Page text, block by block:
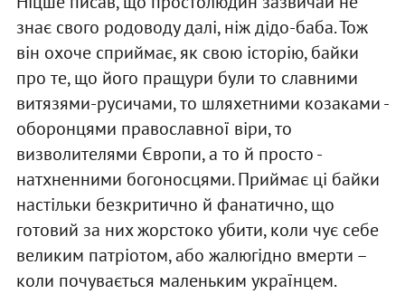
знає свого родоводу далі, ніж дідо-баба. Тож
він охоче сприймає, як свою історію, байки
про те, що його пращури були то славними
витязями-русичами, то шляхетними козаками -
оборонцями православної віри, то
визволителями Європи, а то й просто -
натхненними богоносцями. Приймає ці байки
настільки безкритично й фанатично, що
готовий за них жорстоко убити, коли чує себе
великим патріотом, або жалюгідно вмерти –
коли почувається маленьким українцем.